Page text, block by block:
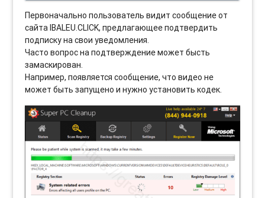
Первоначально пользователь видит сообщение от
сайта IBALEU.CLICK, предлагающее подтвердить
подписку на свои уведомления.
Часто вопрос на подтверждение может бысть
замаскирован.
Например, появляется сообщение, что видео не
может быть запущено и нужно установить кодек.